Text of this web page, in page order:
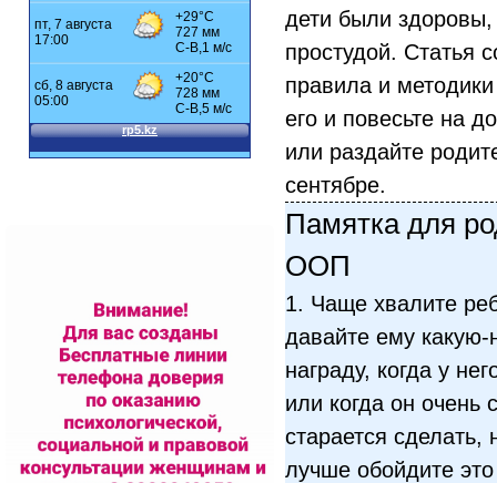
дети были
простудой. Статья
правила и
его и повесьте на
или раздайте
сентябре.
Памятка для
ООП
1. Чаще хвалите
давайте ему
награду, когда у
или когда он очень
старается сделать,
лучше обойдите